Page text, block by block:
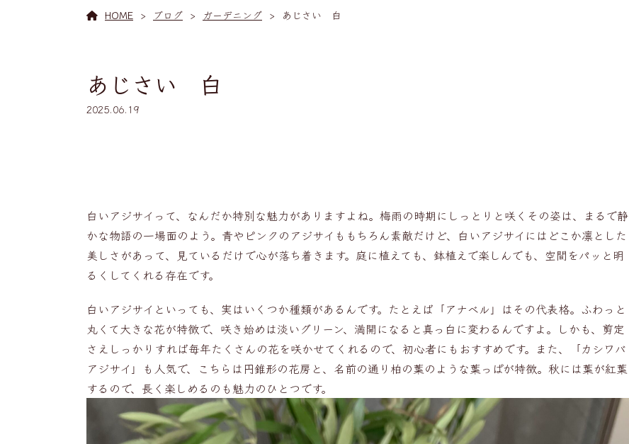
HOME ブログ ガーデニング あじさい 白
あじさい 白
2025.06.19
白いアジサイって、なんだか特別な魅力がありますよね。梅雨の時期にしっとりと咲くその姿は、まるで静
かな物語の一場面のよう。青やピンクのアジサイももちろん素敵だけど、白いアジサイにはどこか凛とした
美しさがあって、見ているだけで心が落ち着きます。庭に植えても、鉢植えで楽しんでも、空間をパッと明
るくしてくれる存在です。
白いアジサイといっても、実はいくつか種類があるんです。たとえば「アナベル」はその代表格。ふわっと
丸くて大きな花が特徴で、咲き始めは淡いグリーン、満開になると真っ白に変わるんですよ。しかも、剪定
さえしっかりすれば毎年たくさんの花を咲かせてくれるので、初心者にもおすすめです。また、「カシワバ
アジサイ」も人気で、こちらは円錐形の花房と、名前の通り柏の葉のような葉っぱが特徴。秋には葉が紅葉
するので、長く楽しめるのも魅力のひとつです。